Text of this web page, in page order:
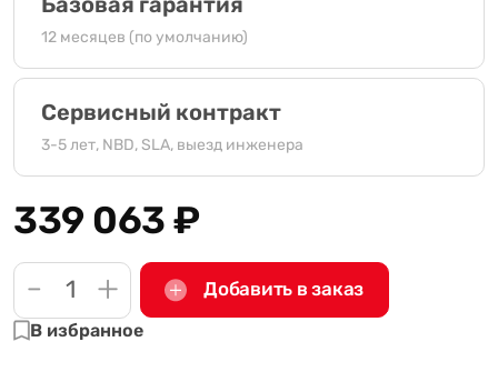
12 месяцев (по умолчанию)
Сервисный контракт
3-5 лет, NBD, SLA, выезд инженера
339 063₽
- + Добавить в заказ
В избранное